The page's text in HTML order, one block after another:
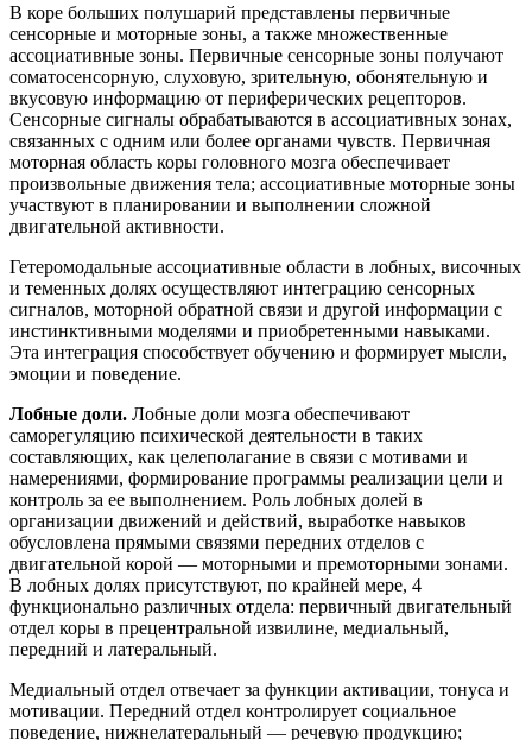
В коре больших полушарий представлены первичные
сенсорные и моторные зоны, а также множественные
ассоциативные зоны. Первичные сенсорные зоны получают
соматосенсорную, слуховую, зрительную, обонятельную и
вкусовую информацию от периферических рецепторов.
Сенсорные сигналы обрабатываются в ассоциативных зонах,
связанных с одним или более органами чувств. Первичная
моторная область коры головного мозга обеспечивает
произвольные движения тела; ассоциативные моторные зоны
участвуют в планировании и выполнении сложной
двигательной активности.
Гетеромодальные ассоциативные области в лобных, височных
и теменных долях осуществляют интеграцию сенсорных
сигналов, моторной обратной связи и другой информации с
инстинктивными моделями и приобретенными навыками.
Эта интеграция способствует обучению и формирует мысли,
эмоции и поведение.
Лобные доли. Лобные доли мозга обеспечивают
саморегуляцию психической деятельности в таких
составляющих, как целеполагание в связи с мотивами и
намерениями, формирование программы реализации цели и
контроль за ее выполнением. Роль лобных долей в
организации движений и действий, выработке навыков
обусловлена прямыми связями передних отделов с
двигательной корой — моторными и премоторными зонами.
В лобных долях присутствуют, по крайней мере, 4
функционально различных отдела: первичный двигательный
отдел коры в прецентральной извилине, медиальный,
передний и латеральный.
Медиальный отдел отвечает за функции активации, тонуса и
мотивации. Передний отдел контролирует социальное
поведение, нижнелатеральный — речевую продукцию;